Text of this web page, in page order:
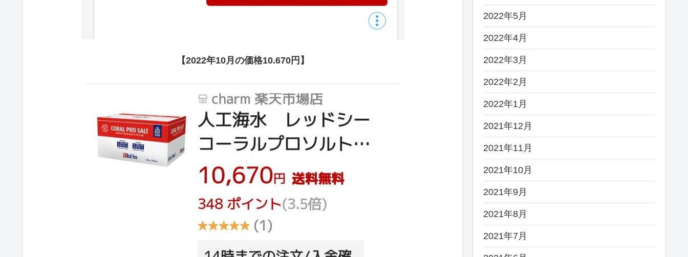
【2022年10月の価格10.670円】
2022年5月
2022年4月
2022年3月
2022年2月
2022年1月
2021年12月
2021年11月
2021年10月
2021年9月
2021年8月
2021年7月